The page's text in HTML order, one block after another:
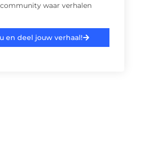
waar verhalen
en deel jouw verhaal!